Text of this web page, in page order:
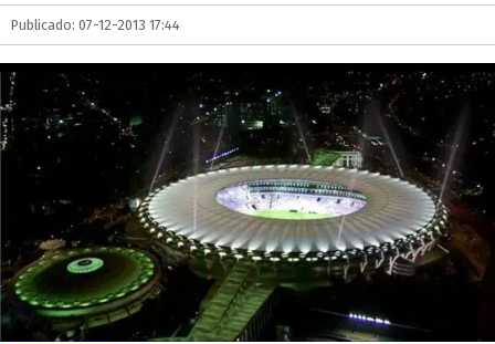
Publicado: 07-12-2013 17:44